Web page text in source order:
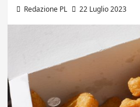
Redazione PL 22 Luglio 2023